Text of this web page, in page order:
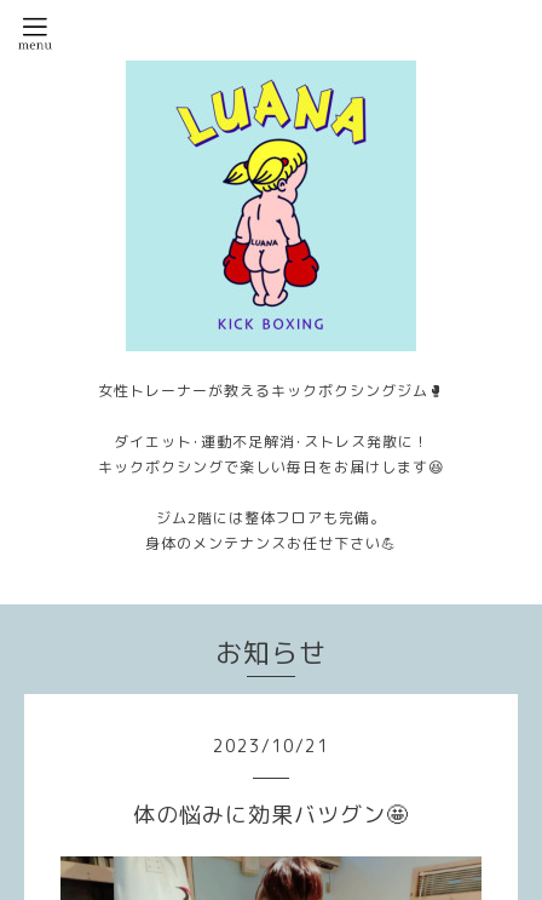
女性トレーナーが教えるキックボクシングジム🥊
ダイエット･運動不足解消･ストレス発散に！
キックボクシングで楽しい毎日をお届けします😆
ジム2階には整体フロアも完備。
身体のメンテナンスお任せ下さい💪
お知らせ
2023/ 10/21
体の悩みに効果バツグン🤩